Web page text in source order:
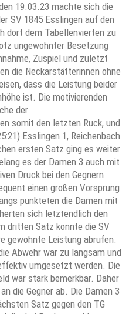
19.03.23 machte sich die
SV 1845 Esslingen auf den
dort dem Tabellenvierten zu
ungewohnter Besetzung
Zuspiel und zuletzt
die Neckarstätterinnen ohne
dass die Leistung beider
ist. Die motivierenden
der
somit den letzten Ruck, und
Esslingen 1, Reichenbach
ersten Satz ging es weiter
es der Damen 3 auch mit
Druck bei den Gegnern
einen großen Vorsprung
punkteten die Damen mit
sich letztendlich den
dritten Satz konnte die SV
gewohnte Leistung abrufen.
Abwehr war zu langsam und
umgesetzt werden. Die
war stark bemerkbar. Daher
die Gegner ab. Die Damen 3
Satz gegen den TG